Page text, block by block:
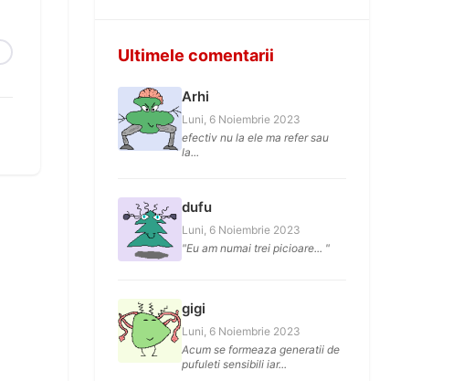
Ultimele comentarii
Arhi
Luni, 6 Noiembrie 2023
efectiv nu la ele ma refer sau
la...
dufu
Luni, 6 Noiembrie 2023
"Eu am numai trei picioare... "
gigi
Luni, 6 Noiembrie 2023
Acum se formeaza generatii de
pufuleti sensibili iar...